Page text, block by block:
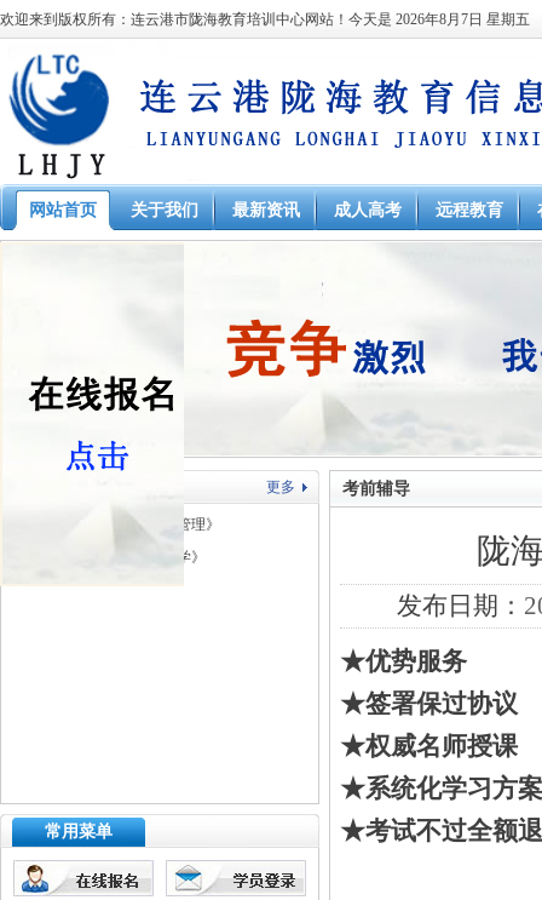
欢迎来到版权所有：连云港市陇海教育培训中心网站！今天是 2026年8月7日 星期五
网站首页 关于我们 最新资讯 成人高考 远程教育
更多
本科 起本南财大《工商管理》
本科 起本南财大《会计学》
常用菜单
考前辅导
陇
发布日期：
★优势服务
★签署保过协议
★权威名师授课
★系统化学习方案
★考试不过全额